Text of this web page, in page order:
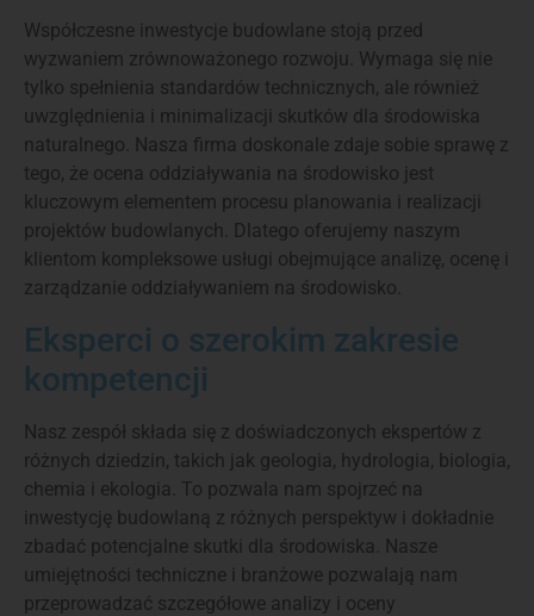
Współczesne inwestycje budowlane stoją przed
wyzwaniem zrównoważonego rozwoju. Wymaga się nie
tylko spełnienia standardów technicznych, ale również
uwzględnienia i minimalizacji skutków dla środowiska
naturalnego. Nasza firma doskonale zdaje sobie sprawę z
tego, że ocena oddziaływania na środowisko jest
kluczowym elementem procesu planowania i realizacji
projektów budowlanych. Dlatego oferujemy naszym
klientom kompleksowe usługi obejmujące analizę, ocenę i
zarządzanie oddziaływaniem na środowisko.
Eksperci o szerokim zakresie
kompetencji
Nasz zespół składa się z doświadczonych ekspertów z
różnych dziedzin, takich jak geologia, hydrologia, biologia,
chemia i ekologia. To pozwala nam spojrzeć na
inwestycję budowlaną z różnych perspektyw i dokładnie
zbadać potencjalne skutki dla środowiska. Nasze
umiejętności techniczne i branżowe pozwalają nam
przeprowadzać szczegółowe analizy i oceny